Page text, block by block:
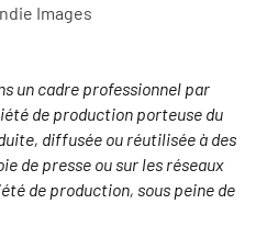
Images
un cadre professionnel par
de production porteuse du
diffusée ou réutilisée à des
de presse ou sur les réseaux
de production, sous peine de